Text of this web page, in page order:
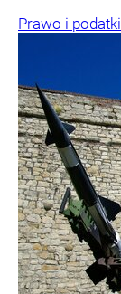
Prawo i podatki